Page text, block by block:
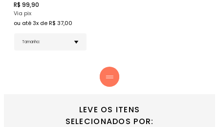
R$ 99,90
Via pix
ou até3x de R$ 37,00
LEVE OS ITENS
SELECIONADOS POR: